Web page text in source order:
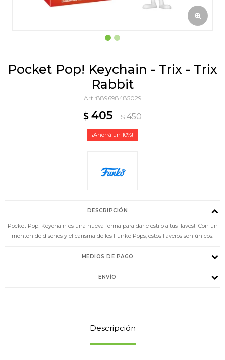
Pocket Pop! Keychain - Trix - Trix
Rabbit
889698485029
$ 405 $ 450
10
DESCRIPCIÓN
Pocket Pop! Keychain es una nueva forma para darle estilo a tus llaves!! Con un
monton de diseños y el carisma de los Funko Pops, estos llaveros son únicos.
MEDIOS DE PAGO
ENVÍO
Descripción